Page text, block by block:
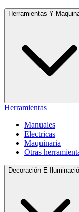
Herramientas Y
Herramientas
Manuales
Electricas
Maquinaria
Otras
Decoración E